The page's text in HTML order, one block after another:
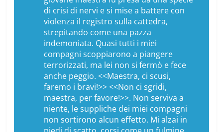
di crisi di nervi e si mise a battere con
violenza il registro sulla cattedra,
strepitando come una pazza
indemoniata. Quasi tutti i miei
compagni scoppiarono a piangere
terrorizzati, ma lei non si fermò e fece
anche peggio. <<Maestra, ci scusi,
faremo i bravi!>> <<Non ci sgridi,
maestra, per favore!>>. Non serviva a
niente, le suppliche dei miei compagni
non sortirono alcun effetto. Mi alzai in